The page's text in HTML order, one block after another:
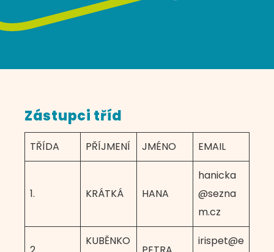
Zástupci tříd
TŘÍDA PŘÍJMENÍ JMÉNO EMAIL
1. KRÁTKÁ HANA
hanicka
@sezna
m.cz
KUBĚNKO
irispet@e